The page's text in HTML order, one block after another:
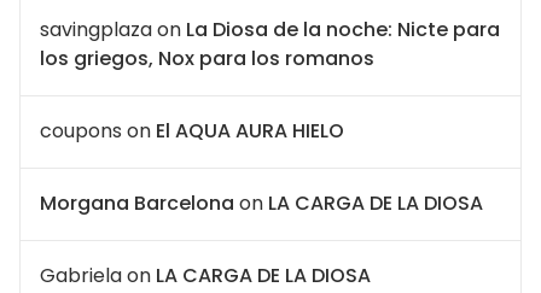
savingplazaon La Diosa de la noche: Nicte para
los griegos, Nox para los romanos
coupons on El AQUA AURA HIELO
Morgana Barcelona on LA CARGA DE LA DIOSA
Gabrielaon LA CARGA DE LA DIOSA